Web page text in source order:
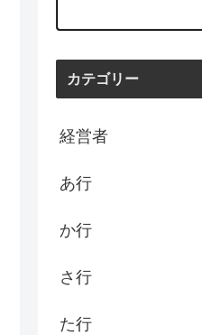
カテゴリー
経営者
あ行
か行
さ行
た行